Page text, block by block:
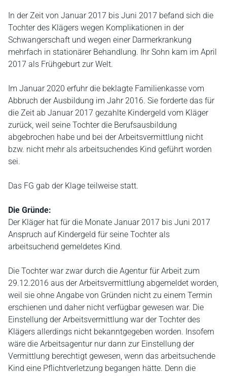
In der Zeit von Januar 2017 bis Juni 2017 befand sich die
Tochter des Klägers wegen Komplikationen in der
Schwangerschaft und wegen einer Darmerkrankung
mehrfach in stationärer Behandlung. Ihr Sohn kam im April
2017 als Frühgeburt zur Welt.
Im Januar 2020 erfuhr die beklagte Familienkasse vom
Abbruch der Ausbildung im Jahr 2016. Sie forderte das für
die Zeit ab Januar 2017 gezahlte Kindergeld vom Kläger
zurück, weil seine Tochter die Berufsausbildung
abgebrochen habe und bei der Arbeitsvermittlung nicht
bzw. nicht mehr als arbeitsuchendes Kind geführt worden
sei.
Das FG gab der Klage teilweise statt.
Die Gründe:
Der Kläger hat für die Monate Januar 2017 bis Juni 2017
Anspruch auf Kindergeld für seine Tochter als
arbeitsuchend gemeldetes Kind.
Die Tochter war zwar durch die Agentur für Arbeit zum
29.12.2016 aus der Arbeitsvermittlung abgemeldet worden,
weil sie ohne Angabe von Gründen nicht zu einem Termin
erschienen und daher nicht verfügbar gewesen war. Die
Einstellung der Arbeitsvermittlung war der Tochter des
Klägers allerdings nicht bekanntgegeben worden. Insofern
wäre die Arbeitsagentur nur dann zur Einstellung der
Vermittlung berechtigt gewesen, wenn das arbeitsuchende
Kind eine Pflichtverletzung begangen hätte. Denn die